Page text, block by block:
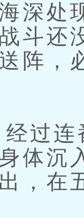
深处
斗还
阵，
过连
体沉
，在